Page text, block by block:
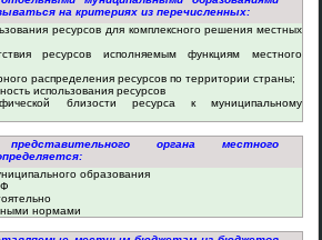
на критериях из перечисленных:
ресурсов для комплексного решения местных
ресурсов исполняемым функциям местного
распределения ресурсов по территории страны;
использования ресурсов
близости ресурса к муниципальному
органа местного
образования
нормами